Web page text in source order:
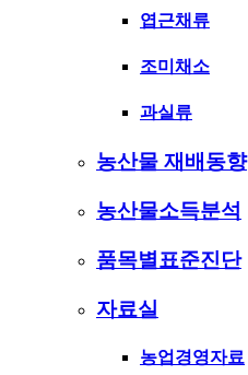
엽근채류
조미채소
과실류
농산물 재배동향
농산물소득분석
품목별표준진단
자료실
농업경영자료